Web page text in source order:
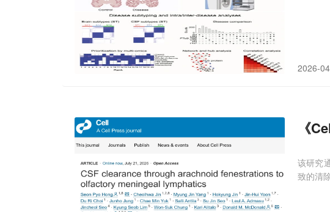
2026-
《
该研究
致的清